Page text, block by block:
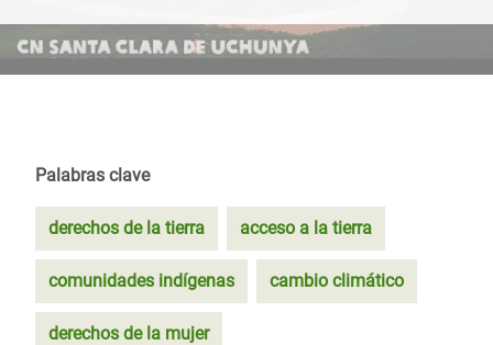
Palabras clave
derechos de la tierra acceso a la tierra
comunidades indígenas cambio climático
derechos de la mujer